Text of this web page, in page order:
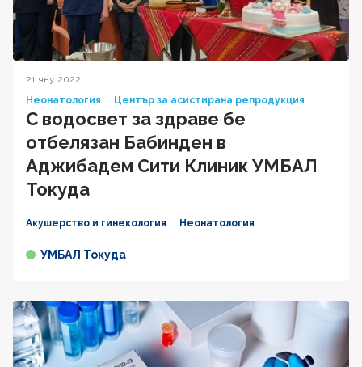
21 яну 2022
Неонатология
Център за асистирана репродукция
С водосвет за здраве бе
отбелязан Бабинден в
Аджибадем Сити Клиник УМБАЛ
Токуда
Акушерство и гинекология Неонатология
УМБАЛ Токуда